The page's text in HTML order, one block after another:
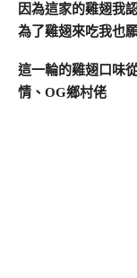
因為這家的雞翅我
為了雞翅來吃我也
這一輪的雞翅口味
情、OG鄉村佬